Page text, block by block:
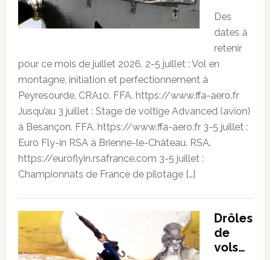
Des
dates à
retenir
pour ce mois de juillet 2026. 2-5 juillet : Vol en
montagne, initiation et perfectionnement à
Peyresourde. CRA10. FFA. https://www.ffa-aero.fr
Jusqu’au 3 juillet : Stage de voltige Advanced (avion)
à Besançon. FFA. https://www.ffa-aero.fr 3-5 juillet :
Euro Fly-in RSA à Brienne-le-Château. RSA.
https://euroflyin.rsafrance.com 3-5 juillet :
Championnats de France de pilotage […]
Drôles
de
vols…